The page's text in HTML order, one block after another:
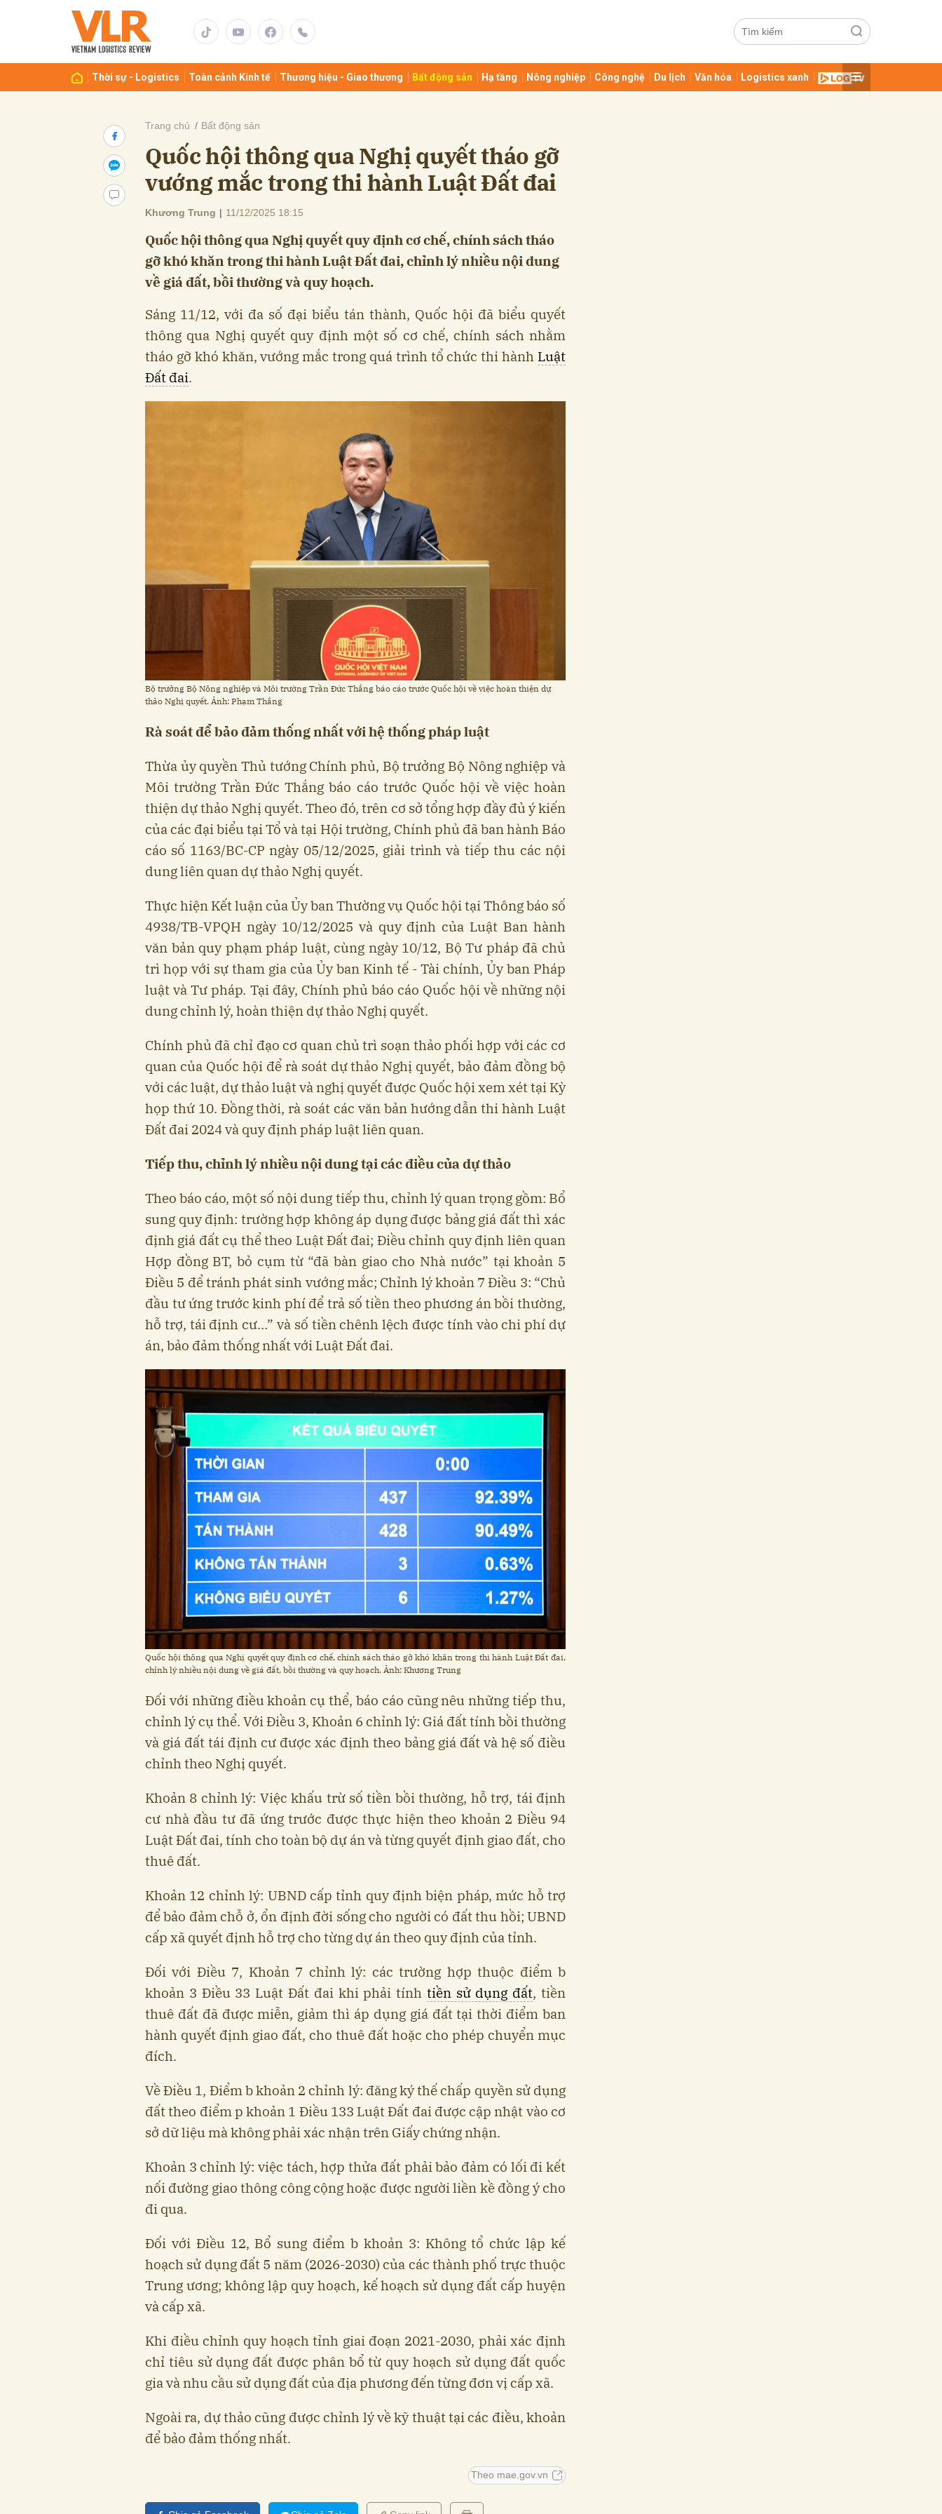
Thời sự - Logistics Toàn cảnh Kinh tế Thương hiệu - Giao thương Bất động sản Hạ tầng Nông nghiệp Công nghệ Du lịch Văn hóa Logistics xanh
Trang chủ Bất động sản
Quốc hội thông qua Nghị quyết tháo gỡ
vướng mắc trong thi hành Luật Đất đai
Khương Trung | 11/12/2025 18:15
Quốc hội thông qua Nghị quyết quy định cơ chế, chính sách tháo
gỡ khó khăn trong thi hành Luật Đất đai, chỉnh lý nhiều nội dung
về giá đất, bồi thường và quy hoạch.
Sáng 11/12, với đa số đại biểu tán thành, Quốc hội đã biểu quyết
thông qua Nghị quyết quy định một số cơ chế, chính sách nhằm
tháo gỡ khó khăn, vướng mắc trong quá trình tổ chức thi hành Luật
Đất đai.
Bộ trưởng Bộ Nông nghiệp và Môi trường Trần Đức Thắng báo cáo trước Quốc hội về việc hoàn thiện dự
thảo Nghị quyết. Ảnh: Phạm Thắng
Rà soát để bảo đảm thống nhất với hệ thống pháp luật
Thừa ủy quyền Thủ tướng Chính phủ, Bộ trưởng Bộ Nông nghiệp và
Môi trường Trần Đức Thắng báo cáo trước Quốc hội về việc hoàn
thiện dự thảo Nghị quyết. Theo đó, trên cơ sở tổng hợp đầy đủ ý kiến
của các đại biểu tại Tổ và tại Hội trường, Chính phủ đã ban hành Báo
cáo số 1163/BC-CP ngày 05/12/2025, giải trình và tiếp thu các nội
dung liên quan dự thảo Nghị quyết.
Thực hiện Kết luận của Ủy ban Thường vụ Quốc hội tại Thông báo số
4938/TB-VPQH ngày 10/12/2025 và quy định của Luật Ban hành
văn bản quy phạm pháp luật, cùng ngày 10/12, Bộ Tư pháp đã chủ
trì họp với sự tham gia của Ủy ban Kinh tế - Tài chính, Ủy ban Pháp
luật và Tư pháp. Tại đây, Chính phủ báo cáo Quốc hội về những nội
dung chỉnh lý, hoàn thiện dự thảo Nghị quyết.
Chính phủ đã chỉ đạo cơ quan chủ trì soạn thảo phối hợp với các cơ
quan của Quốc hội để rà soát dự thảo Nghị quyết, bảo đảm đồng bộ
với các luật, dự thảo luật và nghị quyết được Quốc hội xem xét tại Kỳ
họp thứ 10. Đồng thời, rà soát các văn bản hướng dẫn thi hành Luật
Đất đai 2024 và quy định pháp luật liên quan.
Tiếp thu, chỉnh lý nhiều nội dung tại các đi ều của dự thảo
Theo báo cáo, một số nội dung tiếp thu, chỉnh lý quan trọng gồm: Bổ
sung quy định: trường hợp không áp dụng được bảng giá đất thì xác
định giá đất cụ thể theo Luật Đất đai; Điều chỉnh quy định liên quan
Hợp đồng BT, bỏ cụm từ “đã bàn giao cho Nhà nước” tại khoản 5
Điều 5 để tránh phát sinh vướng mắc; Chỉnh lý khoản 7 Điều 3: “Chủ
đầu tư ứng trước kinh phí để trả số tiền theo phương án bồi thường,
hỗ trợ, tái định cư…” và số tiền chênh lệch được tính vào chi phí dự
án, bảo đảm thống nhất với Luật Đất đai.
Quốc hội thông qua Nghị quyết quy định cơ chế, chính sách tháo gỡ khó khăn trong thi hành Luật Đất đai,
chỉnh lý nhiều nội dung về giá đất, bồi thường và quy hoạch. Ảnh: Khương Trung
Đối với những điều khoản cụ thể, báo cáo cũng nêu những tiếp thu,
chỉnh lý cụ thể. Với Điều 3, Khoản 6 chỉnh lý: Giá đất tính bồi thường
và giá đất tái định cư được xác định theo bảng giá đất và hệ số điều
chỉnh theo Nghị quyết.
Khoản 8 chỉnh lý: Việc khấu trừ số tiền bồi thường, hỗ trợ, tái định
cư nhà đầu tư đã ứng trước được thực hiện theo khoản 2 Điều 94
Luật Đất đai, tính cho toàn bộ dự án và từng quyết định giao đất, cho
thuê đất.
Khoản 12 chỉnh lý: UBND cấp tỉnh quy định biện pháp, mức hỗ trợ
để bảo đảm chỗ ở, ổn định đời sống cho người có đất thu hồi; UBND
cấp xã quyết định hỗ trợ cho từng dự án theo quy định của tỉnh.
Đối với Điều 7, Khoản 7 chỉnh lý: các trường hợp thuộc điểm b
khoản 3 Điều 33 Luật Đất đai khi phải tính tiền sử dụng đất, tiền
thuê đất đã được miễn, giảm thì áp dụng giá đất tại thời điểm ban
hành quyết định giao đất, cho thuê đất hoặc cho phép chuyển mục
đích.
Về Điều 1, Điểm b khoản 2 chỉnh lý: đăng ký thế chấp quyền sử dụng
đất theo điểm p khoản 1 Điều 133 Luật Đất đai được cập nhật vào cơ
sở dữ liệu mà không phải xác nhận trên Giấy chứng nhận.
Khoản 3 chỉnh lý: việc tách, hợp thửa đất phải bảo đảm có lối đi kết
nối đường giao thông công cộng hoặc được người liền kề đồng ý cho
đi qua.
Đối với Điều 12, Bổ sung điểm b khoản 3: Không tổ chức lập kế
hoạch sử dụng đất 5 năm (2026-2030) của các thành phố trực thuộc
Trung ương; không lập quy hoạch, kế hoạch sử dụng đất cấp huyện
và cấp xã.
Khi điều chỉnh quy hoạch tỉnh giai đoạn 2021-2030, phải xác định
chỉ tiêu sử dụng đất được phân bổ từ quy hoạch sử dụng đất quốc
gia và nhu cầu sử dụng đất của địa phương đến từng đơn vị cấp xã.
Ngoài ra, dự thảo cũng được chỉnh lý về kỹ thuật tại các điều, khoản
để bảo đảm thống nhất.
Theo mae.gov.vn
Gửi bình luận